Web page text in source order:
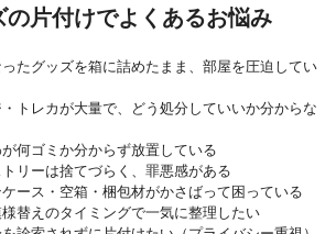
の片付けでよくあるお悩み
ったグッズを箱に詰めたまま、部屋を圧迫してい
トレカが大量で、どう処分していいか分からな
何ゴミか分からず放置している
リーは捨てづらく、罪悪感がある
ース・空箱・梱包材がかさばって困っている
替えのタイミングで一気に整理したい